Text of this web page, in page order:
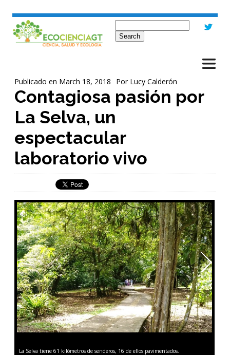
Jump to navigation
Search form
Publicado en March 18, 2018 Por Lucy Calderón
Contagiosa pasión por
La Selva, un
espectacular
laboratorio vivo
La Selva tiene 61 kilómetros de senderos, 16 de ellos pavimentados.